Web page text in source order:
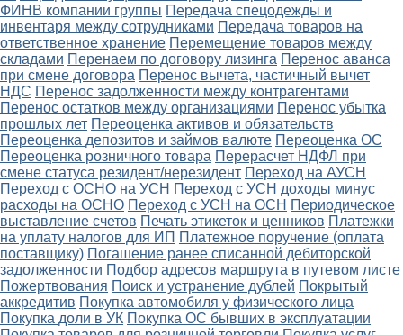
ФИНВ компании группы Передача спецодежды и
инвентаря между сотрудниками Передача товаров на
ответственное хранение Перемещение товаров между
складами Перенаем по договору лизинга Перенос аванса
при смене договора Перенос вычета, частичный вычет
НДС Перенос задолженности между контрагентами
Перенос остатков между организациями Перенос убытка
прошлых лет Переоценка активов и обязательств
Переоценка депозитов и займов валюте Переоценка ОС
Переоценка розничного товара Перерасчет НДФЛ при
смене статуса резидент/нерезидент Переход на АУСН
Переход с ОСНО на УСН Переход с УСН доходы минус
расходы на ОСНО Переход с УСН на ОСН Периодическое
выставление счетов Печать этикеток и ценников Платежки
на уплату налогов для ИП Платежное поручение (оплата
поставщику) Погашение ранее списанной дебиторской
задолженности Подбор адресов маршрута в путевом листе
Пожертвования Поиск и устранение дублей Покрытый
аккредитив Покупка автомобиля у физического лица
Покупка доли в УК Покупка ОС бывших в эксплуатации